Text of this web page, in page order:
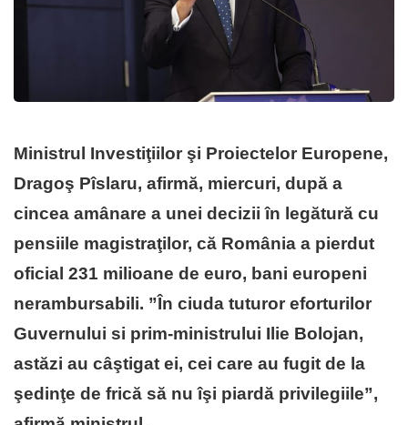
Ministrul Investiţiilor şi Proiectelor Europene,
Dragoş Pîslaru, afirmă, miercuri, după a
cincea amânare a unei decizii în legătură cu
pensiile magistraţilor, că România a pierdut
oficial 231 milioane de euro, bani europeni
nerambursabili. ”În ciuda tuturor eforturilor
Guvernului si prim-ministrului Ilie Bolojan,
astăzi au câştigat ei, cei care au fugit de la
şedinţe de frică să nu îşi piardă privilegiile”,